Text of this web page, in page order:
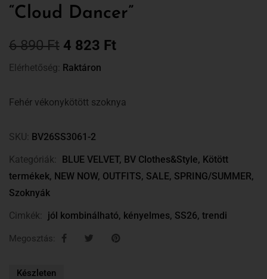
“Cloud Dancer”
6 890Ft 4 823 Ft
Elérhetőség: Raktáron
Fehér vékonykötött szoknya
SKU: BV26SS3061-2
Kategóriák:
BLUE VELVET, BV Clothes&Style, Kötött
termékek, NEW NOW, OUTFITS, SALE, SPRING/SUMMER,
Szoknyák
Cimkék:
jól kombinálható, kényelmes, SS26, trendi
Megosztás:
Készleten